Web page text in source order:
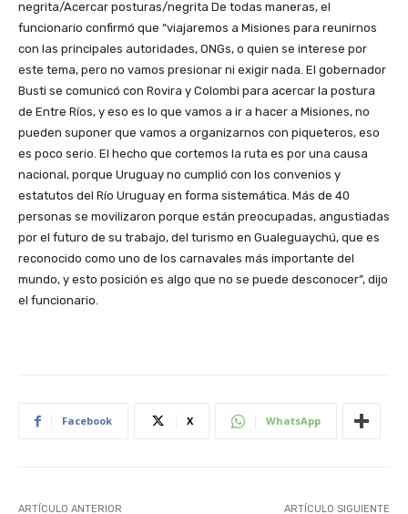
negrita/Acercar posturas/negrita De todas maneras, el
funcionario confirmó que “viajaremos a Misiones para reunirnos
con las principales autoridades, ONGs, o quien se interese por
este tema, pero no vamos presionar ni exigir nada. El gobernador
Busti se comunicó con Rovira y Colombi para acercar la postura
de Entre Ríos, y eso es lo que vamos a ir a hacer a Misiones, no
pueden suponer que vamos a organizarnos con piqueteros, eso
es poco serio. El hecho que cortemos la ruta es por una causa
nacional, porque Uruguay no cumplió con los convenios y
estatutos del Río Uruguay en forma sistemática. Más de 40
personas se movilizaron porque están preocupadas, angustiadas
por el futuro de su trabajo, del turismo en Gualeguaychú, que es
reconocido como uno de los carnavales más importante del
mundo, y esto posición es algo que no se puede desconocer”, dijo
el funcionario.
Facebook X WhatsApp
ARTÍCULO ANTERIOR ARTÍCULO SIGUIENTE